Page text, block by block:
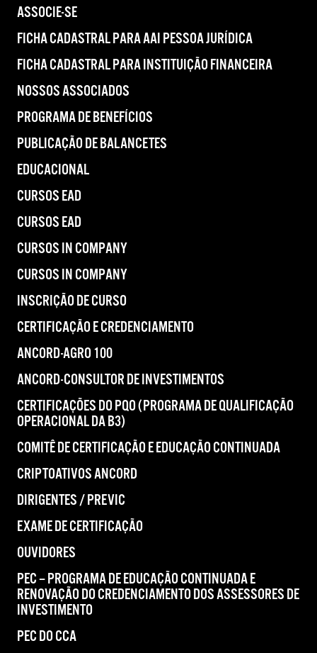
ASSOCIE-SE
FICHA CADASTRAL PARA AAI PESSOA JURÍDICA
FICHA CADASTRAL PARA INSTITUIÇÃO FINANCEIRA
NOSSOS ASSOCIADOS
PROGRAMA DE BENEFÍCIOS
PUBLICAÇÃO DE BALANCETES
EDUCACIONAL
CURSOS EAD
CURSOS EAD
CURSOS IN COMPANY
CURSOS IN COMPANY
INSCRIÇÃO DE CURSO
CERTIFICAÇÃO E CREDENCIAMENTO
ANCORD-AGRO 100
ANCORD-CONSULTOR DE INVESTIMENTOS
CERTIFICAÇÕES DO PQO (PROGRAMA DE QUALIFICAÇÃO
OPERACIONAL DA B3)
COMITÊ DE CERTIFICAÇÃO E EDUCAÇÃO CONTINUADA
CRIPTOATIVOS ANCORD
DIRIGENTES / PREVIC
EXAME DE CERTIFICAÇÃO
OUVIDORES
PEC – PROGRAMA DE EDUCAÇÃO CONTINUADA E
RENOVAÇÃO DO CREDENCIAMENTO DOS ASSESSORES DE
INVESTIMENTO
PEC DO CCA